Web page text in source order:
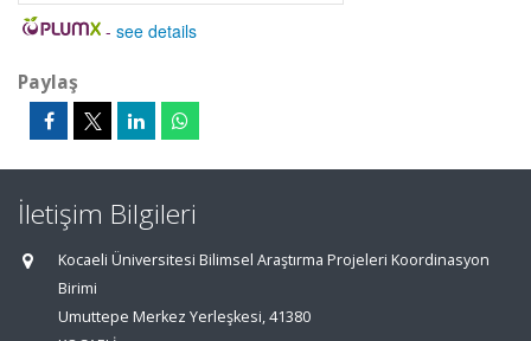
- see details
Paylaş
İletişim Bilgileri
Kocaeli Üniversitesi Bilimsel Araştırma Projeleri Koordinasyon
Birimi
Umuttepe Merkez Yerleşkesi, 41380